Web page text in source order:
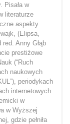
Pisała w
literaturze
aspekty
(Elipsa,
Anny Głąb
prestiżowe
(“Ruch
naukowych
periodykach
internetowych.
w
w Wyższej
gdzie pełniła